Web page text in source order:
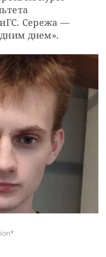
Сережа —
днем».